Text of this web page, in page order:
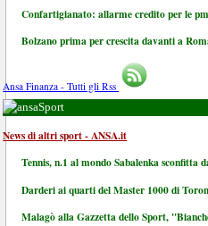
Confartigianato: allarme credito per le
Bolzano prima per crescita davanti a
Ansa Finanza - Tutti gli Rss
Sport
News di altri sport - ANSA.it
Tennis, n.1 al mondo Sabalenka sconfitta
Darderi ai quarti del Master 1000 di
Malagò alla Gazzetta dello Sport,